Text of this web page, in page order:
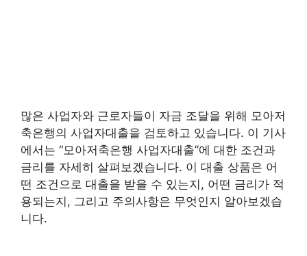
많은 사업자와 근로자들이 자금 조달을 위해 모아저
축은행의 사업자대출을 검토하고 있습니다. 이 기사
에서는 “모아저축은행 사업자대출”에 대한 조건과
금리를 자세히 살펴보겠습니다. 이 대출 상품은 어
떤 조건으로 대출을 받을 수 있는지, 어떤 금리가 적
용되는지, 그리고 주의사항은 무엇인지 알아보겠습
니다.